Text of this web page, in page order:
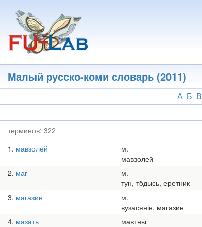
основному
содержанию
Малый русско-коми словарь (2011)
А Б В
терминов: 322
1 мавзолей
м.
мавзолей
2 маг
м.
тун, тӧдысь, еретник
3 магазин
м.
вузасянін, магазин
4 мазать
мавтны